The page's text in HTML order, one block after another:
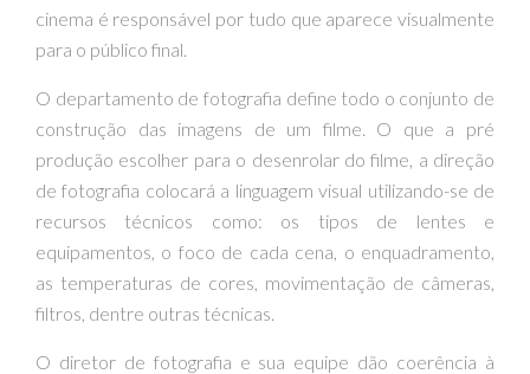
cinema é responsável por tudo que aparece visualmente
para o público final.
O departamento de fotografia define todo o conjunto de
construção das imagens de um filme. O que a pré
produção escolher para o desenrolar do filme, a direção
de fotografia colocará a linguagem visual utilizando-se de
recursos técnicos como: os tipos de lentes e
equipamentos, o foco de cada cena, o enquadramento,
as temperaturas de cores, movimentação de câmeras,
filtros, dentre outras técnicas.
O diretor de fotografia e sua equipe dão coerência à